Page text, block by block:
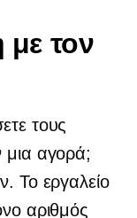
με τον
τους
μια αγορά;
Το εργαλείο
αριθμός